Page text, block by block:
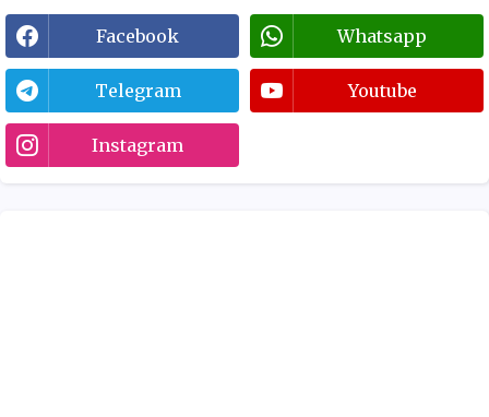
Facebook Whatsapp
Telegram Youtube
Instagram